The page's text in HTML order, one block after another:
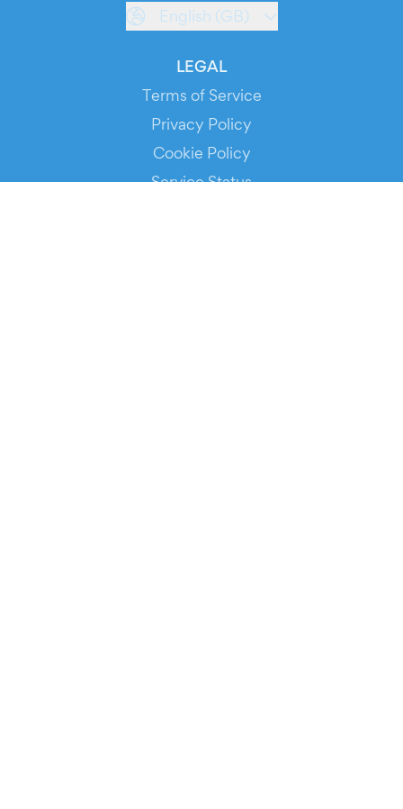
English (GB)
LEGAL
Terms of Service
Privacy Policy
Cookie Policy
Service Status